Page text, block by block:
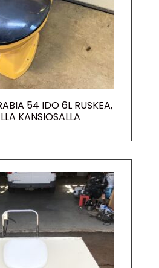
54 IDO 6L RUSKEA,
KANSIOSALLA